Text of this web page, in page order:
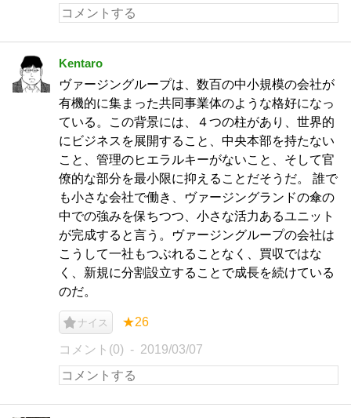
Kentaro
ヴァージングループは、数百の中小規模の会社が
有機的に集まった共同事業体のような格好になっ
ている。この背景には、４つの柱があり、世界的
にビジネスを展開すること、中央本部を持たない
こと、管理のヒエラルキーがないこと、そして官
僚的な部分を最小限に抑えることだそうだ。 誰で
も小さな会社で働き、ヴァージングランドの傘の
中での強みを保ちつつ、小さな活力あるユニット
が完成すると言う。ヴァージングループの会社は
こうして一社もつぶれることなく、買収ではな
く、新規に分割設立することで成長を続けている
のだ。
ナイス ★26
コメント(0) 2019/03/07